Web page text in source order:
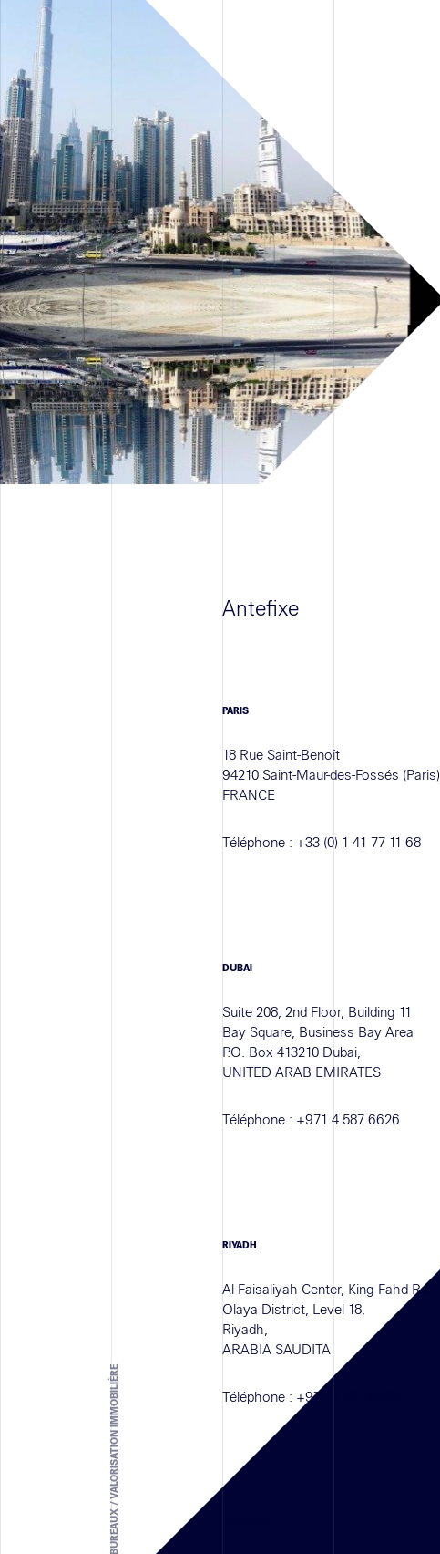
Antefixe
PARIS
18 Rue Saint-Benoît
94210 Saint-Maur-des-Fossés (Paris)
FRANCE
Téléphone : +33 (0) 1 41 77 11 68
DUBAI
Suite 208, 2nd Floor, Building 11
Bay Square, Business Bay Area
P.O. Box 413210 Dubai,
UNITED ARAB EMIRATES
Téléphone : +971 4 587 6626
RIYADH
Al Faisaliyah Center, King Fahd Rd,
Olaya District, Level 18,
Riyadh,
ARABIA SAUDITA
Téléphone : +971 4 587 6626